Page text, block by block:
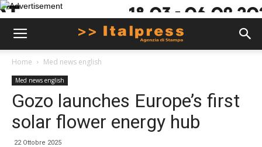
Home Med news english
Med news english
Gozo launches Europe’s first
solar flower energy hub
22 Ottobre 2025